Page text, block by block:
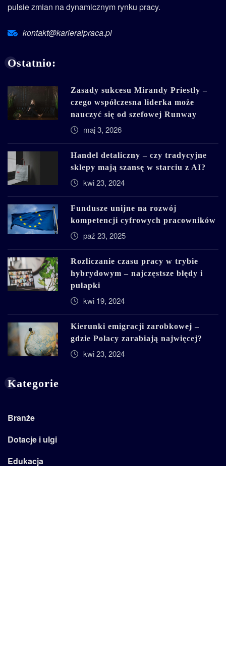
pulsie zmian na dynamicznym rynku pracy.
kontakt@karieraipraca.pl
Ostatnio:
Zasady sukcesu Mirandy Priestly –
czego współczesna liderka może
nauczyć się od szefowej Runway
maj 3, 2026
Handel detaliczny – czy tradycyjne
sklepy mają szansę w starciu z AI?
kwi 23, 2024
Fundusze unijne na rozwój
kompetencji cyfrowych pracowników
paź 23, 2025
Rozliczanie czasu pracy w trybie
hybrydowym – najczęstsze błędy i
pułapki
kwi 19, 2024
Kierunki emigracji zarobkowej –
gdzie Polacy zarabiają najwięcej?
kwi 23, 2024
Kategorie
Branże
Dotacje i ulgi
Edukacja